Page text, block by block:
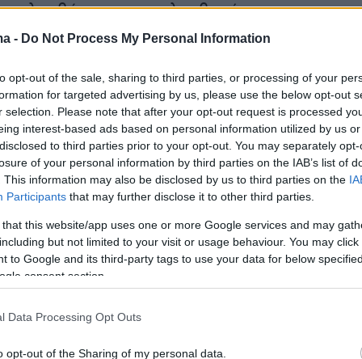
- Do Not Process My Personal Information
opt-out of the sale, sharing to third parties, or processing of your
for targeted advertising by us, please use the below opt-out
selection. Please note that after your opt-out request is processed
interest-based ads based on personal information utilized by us
to third parties prior to your opt-out. You may separately
of your personal information by third parties on the IAB’s list of
This information may also be disclosed by us to third parties on the
Participants that may further disclose it to other third parties.
that this website/app uses one or more Google services and may
but not limited to your visit or usage behaviour. You may
to Google and its third-party tags to use your data for below
consent section.
Data Processing Opt Outs
opt-out of the Sharing of my personal data.
επαναλαμβανόμενα
που είναι δύσκολο να σταματήσουν.
η παραδοσιακή θεραπεία απαιτούσε
για τη διατήρηση επαρκών επιπέδων
λείπει στους ασθενείς.
ζουν με τον συνεχή φόβο
πουθα μπορούσαν να τους στοιχίσουν τη
στο φάρμακο «Hemgenix», με μια μόνο
με τύπο Β, φαίνεται ότιθα
, και όπως σχολιάζει το γερμανικό